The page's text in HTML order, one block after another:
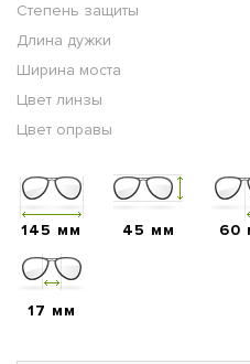
Степень защиты
Длина дужки
Ширина моста
Цвет линзы
Цвет оправы
145 мм 45 мм 60
17 мм